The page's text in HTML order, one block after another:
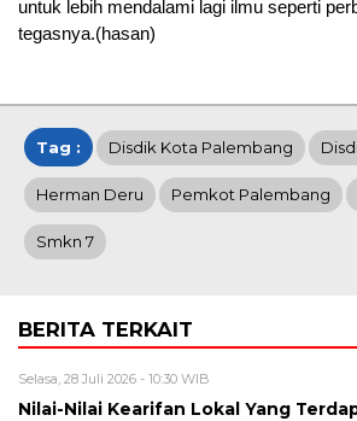
untuk lebih mendalami lagi ilmu seperti
tegasnya.(hasan)
Tag : Disdik Kota Palembang
Herman Deru Pemkot Palembang
Smkn 7
BERITA TERKAIT
Selasa, 28 Juli 2026 - 10:30 WIB
Nilai-Nilai Kearifan Lokal Yang